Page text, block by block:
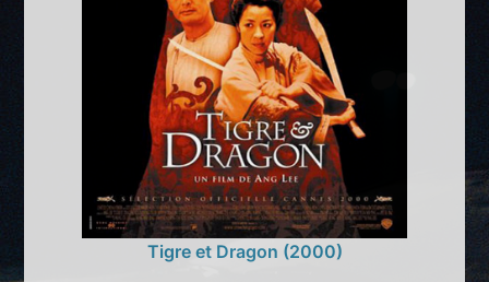
Tigre et Dragon (2000)